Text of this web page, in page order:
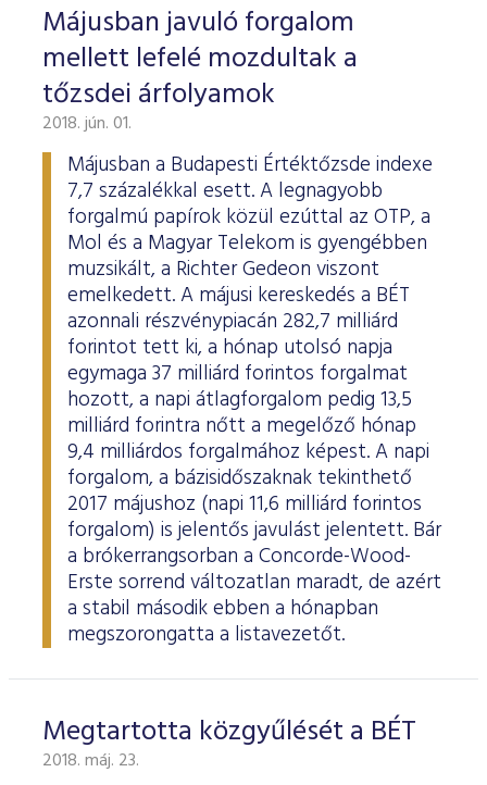
Májusban javuló forgalom
mellett lefelé mozdultak a
tőzsdei árfolyamok
2018. jún. 01.
Májusban a Budapesti Értéktőzsde indexe
7,7 százalékkal esett. A legnagyobb
forgalmú papírok közül ezúttal az OTP, a
Mol és a Magyar Telekom is gyengébben
muzsikált, a Richter Gedeon viszont
emelkedett. A májusi kereskedés a BÉT
azonnali részvénypiacán 282,7 milliárd
forintot tett ki, a hónap utolsó napja
egymaga 37 milliárd forintos forgalmat
hozott, a napi átlagforgalom pedig 13,5
milliárd forintra nőtt a megelőző hónap
9,4 milliárdos forgalmához képest. A napi
forgalom, a bázisidőszaknak tekinthető
2017 májushoz (napi 11,6 milliárd forintos
forgalom) is jelentős javulást jelentett. Bár
a brókerrangsorban a Concorde-Wood-
Erste sorrend változatlan maradt, de azért
a stabil második ebben a hónapban
megszorongatta a listavezetőt.
Megtartotta közgyűlését a BÉT
2018. máj. 23.